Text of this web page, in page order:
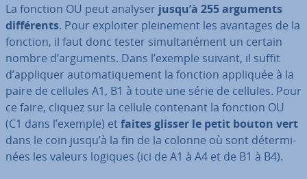
La fonction OU peut analyser jusqu’à 255 arguments
dif­fé­rents. Pour exploiter plei­ne­ment les avantages de la
fonction, il faut donc tester si­mul­ta­né­ment un certain
nombre d’arguments. Dans l’exemple suivant, il suffit
d’appliquer au­to­ma­ti­que­ment la fonction appliquée à la
paire de cellules A1, B1 à toute une série de cellules. Pour
ce faire, cliquez sur la cellule contenant la fonction OU
(C1 dans l’exemple) etfaites glisser le petit bouton vert
dans le coin jusqu’à la fin de la colonne où sont dé­ter­mi­
nées les valeurs logiques (ici de A1 à A4 et de B1 à B4).